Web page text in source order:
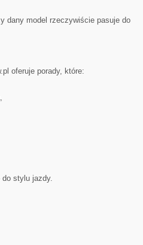
dany model rzeczywiście pasuje do
oferuje porady, które:
do stylu jazdy.